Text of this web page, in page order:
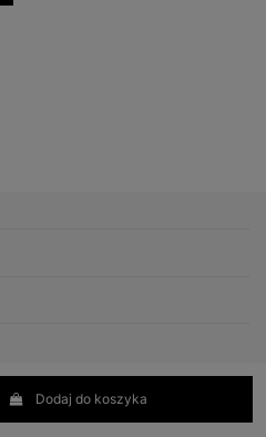
Dodaj do koszyka